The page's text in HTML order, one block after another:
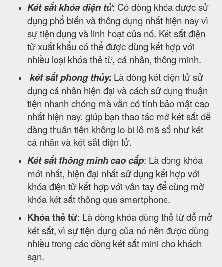
Két sắt khóa điện tử: Có dòng khóa được sử
dụng phổ biến và thông dụng nhất hiện nay vì
sự tiện dụng và linh hoạt của nó. Két sắt điện
tử xuất khẩu có thể được dùng kết hợp với
nhiều loại khóa thẻ từ, cá nhân, thông minh.
két sắt phong thủy: Là dòng két điện tử sử
dụng cá nhân hiện đại và cách sử dụng thuận
tiện nhanh chóng mà vẫn có tính bảo mật cao
nhất hiện nay. giúp bạn thao tác mở két sắt dễ
dàng thuận tiện không lo bị lộ mã số như két
cá nhân và két sắt điện tử.
Két sắt thông minh cao cấp: Là dòng khóa
mới nhất, hiện đại nhất sử dụng kết hợp với
khóa điện tử kết hợp với vân tay để cùng mở
khóa két sắt thông qua smartphone.
Khóa thẻ từ: Là dòng khóa dùng thẻ từ để mở
két sắt, vì sự tiện dụng của nó nên được dùng
nhiều trong các dòng két sắt mini cho khách
sạn.